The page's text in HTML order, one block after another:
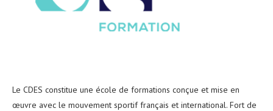
Le CDES constitue une école de formations conçue et mise en
œuvre avec le mouvement sportif français et international. Fort de